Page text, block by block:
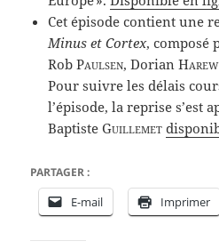
Cet épisode contient une
Minus et Cortex, composé
RobPaulsen, Dorian
Pour suivre les délais
l’épisode, la reprise s’est
BaptisteGuillemet
PARTAGER :
E-mail Imprimer